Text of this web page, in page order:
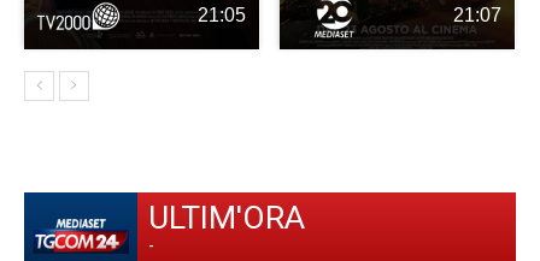
21:05 21:07
ULTIM'ORA
-